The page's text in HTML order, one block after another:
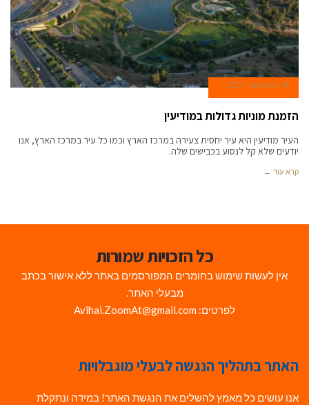
18 בספטמבר 2022
הזמנת מוניות גדולות במודיעין
העיר מודיעין היא עיר יחסית צעירה במרכז הארץ וכמו כל עיר במרכז הארץ, אנו
יודעים שלא קל לנסוע בכבישים שלה.
קרא עוד ←
כל הזכויות שמורות
אין לעשות שימוש בחומרים המפורסמים באתר ללא אישור בכתב
מבעלי האתר.
לפרטים: Avihai.ZoomAt@gmail.com
האתר בתהליך הנגשה לבעלי מוגבלויות
אנו עושים כל מאמץ להשלים את הנגשת האתר! במידה ונתקלת